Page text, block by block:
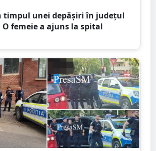
timpul unei depășiri în județul
O femeie a ajuns la spital